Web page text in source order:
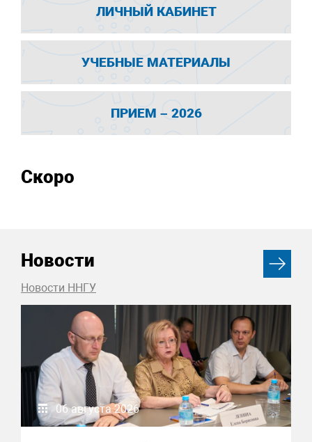
ЛИЧНЫЙ КАБИНЕТ
УЧЕБНЫЕ МАТЕРИАЛЫ
ПРИЕМ – 2026
Скоро
Новости
Новости ННГУ
06 августа 2026